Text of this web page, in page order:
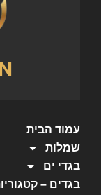
עמוד הבית
שמלות
בגדי ים
בגדים –